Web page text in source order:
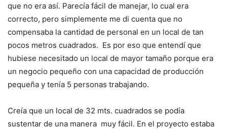
que no era así. Parecía fácil de manejar, lo cual era
correcto, pero simplemente me di cuenta que no
compensaba la cantidad de personal en un local de tan
pocos metros cuadrados. Es por eso que entendí que
hubiese necesitado un local de mayor tamaño porque era
un negocio pequeño con una capacidad de producción
pequeña y tenía 5 personas trabajando.
Creía que un local de 32 mts. cuadrados se podía
sustentar de una manera muy fácil. En el proyecto estaba